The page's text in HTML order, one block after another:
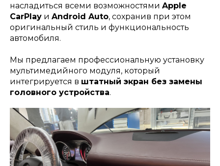
насладиться всеми возможностями Apple
CarPlay и Android Auto, сохранив при этом
оригинальный стиль и функциональность
автомобиля.
Мы предлагаем профессиональную установку
мультимедийного модуля, который
интегрируется в штатный экран без замены
головного устройства.